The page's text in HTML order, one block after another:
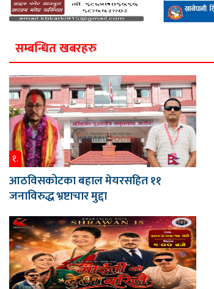
सम्बन्धित खबरहरु
१.
आठविसकोटका बहाल मेयरसहित ११
जनाविरुद्ध भ्रष्टाचार मुद्दा